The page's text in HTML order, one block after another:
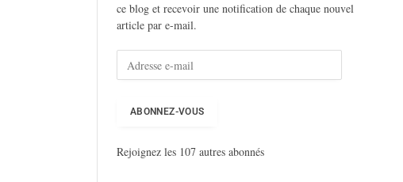
ce blog et recevoir une notification de chaque nouvel
article par e-mail.
e
ABONNEZ-VOUS
Rejoignez les 107 autres abonnés